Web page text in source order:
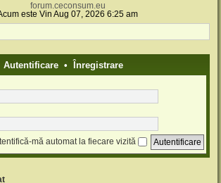
forum.ceconsum.eu
este Vin Aug 07, 2026 6:25 am
Autentificare • Înregistrare
mă automat la fiecare vizită